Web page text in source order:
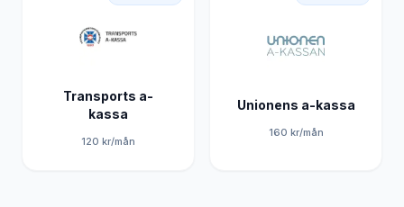
Transports a-
kassa
120 kr/mån
Unionens a-kassa
160 kr/mån